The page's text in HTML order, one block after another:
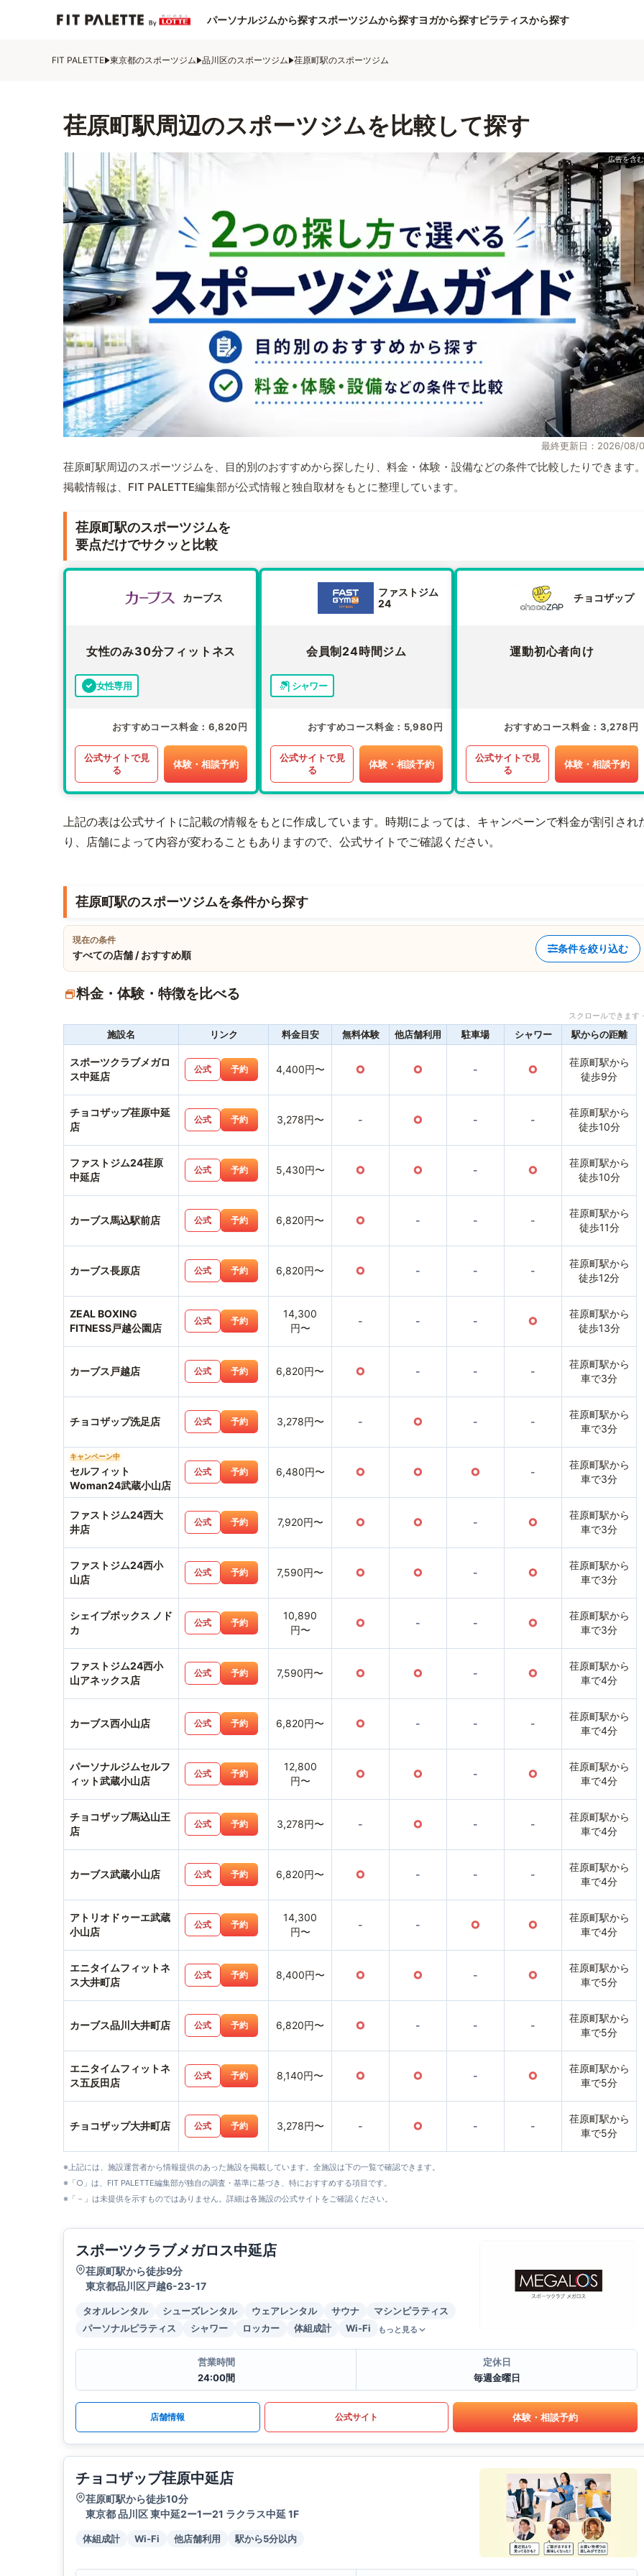
パーソナルジムから探すスポーツジムから探すヨガから探すピラティスから探す
FIT PALETTE 東京都のスポーツジム 品川区のスポーツジム 荏原町駅のスポーツジム
荏原町駅周辺のスポーツジムを比較して探す
最終更新日：2026/08/
荏原町駅周辺のスポーツジムを、目的別のおすすめから探したり、料金・体験・設備などの条件で比較したりできます
掲載情報は、FIT PALETTE編集部が公式情報と独自取材をもとに整理しています。
荏原町駅のスポーツジムを
要点だけでサクッと比較
カーブス
女性のみ30分フィットネス
女性専用
おすすめコース料金 6,820円
公式サイトで見
る
体験・相談予約
ファストジム
24
会員制24時間ジム
シャワー
おすすめコース料金 5,980円
公式サイトで見
る
体験・相談予約
チョコザップ
運動初心者向け
おすすめコース料金 3,278円
公式サイトで見
る
体験・相談予約
上記の表は公式サイトに記載の情報をもとに作成しています。時期によっては、キャンペーンで料金が割引され
り、店舗によって内容が変わることもありますので、公式サイトでご確認ください。
荏原町駅のスポーツジムを条件から探す
現在の条件
すべての店舗 / おすすめ順
条件を絞り込む
料金・体験・特徴を比べる
スクロールできま
施設名 リンク 料金目安 無料体験 他店舗利用 駐車場 シャワー 駅からの距離
スポーツクラブメガロ
ス中延店
公式 予約 4,400円〜 ○ ○ - ○
荏原町駅から
徒歩9分
チョコザップ荏原中延
店
公式 予約 3,278円〜 - ○ - -
荏原町駅から
徒歩10分
ファストジム24荏原
中延店
公式 予約 5,430円〜 ○ ○ - ○
荏原町駅から
徒歩10分
カーブス馬込駅前店 公式 予約 6,820円〜 ○ - - -
荏原町駅から
徒歩11分
カーブス長原店 公式 予約 6,820円〜 ○ - - -
荏原町駅から
徒歩12分
ZEAL BOXING
FITNESS戸越公園店
公式 予約
14,300
円〜
- - - ○
荏原町駅から
徒歩13分
カーブス戸越店 公式 予約 6,820円〜 ○ - - -
荏原町駅から
車で3分
チョコザップ洗足店 公式 予約 3,278円〜 - ○ - -
荏原町駅から
車で3分
キャンペーン中
セルフィット
Woman24武蔵小山店
公式 予約 6,480円〜 ○ ○ ○ -
荏原町駅から
車で3分
ファストジム24西大
井店
公式 予約 7,920円〜 ○ ○ - ○
荏原町駅から
車で3分
ファストジム24西小
山店
公式 予約 7,590円〜 ○ ○ - ○
荏原町駅から
車で3分
シェイプボックス ノド
カ
公式 予約
10,890
円〜
○ - - ○
荏原町駅から
車で3分
ファストジム24西小
山アネックス店
公式 予約 7,590円〜 ○ ○ - ○
荏原町駅から
車で4分
カーブス西小山店 公式 予約 6,820円〜 ○ - - -
荏原町駅から
車で4分
パーソナルジムセルフ
ィット武蔵小山店
公式 予約
12,800
円〜
○ ○ - ○
荏原町駅から
車で4分
チョコザップ馬込山王
店
公式 予約 3,278円〜 - ○ - -
荏原町駅から
車で4分
カーブス武蔵小山店 公式 予約 6,820円〜 ○ - - -
荏原町駅から
車で4分
アトリオドゥーエ武蔵
小山店
公式 予約
14,300
円〜
- - ○ ○
荏原町駅から
車で4分
エニタイムフィットネ
ス大井町店
公式 予約 8,400円〜 ○ ○ - ○
荏原町駅から
車で5分
カーブス品川大井町店 公式 予約 6,820円〜 ○ - - -
荏原町駅から
車で5分
エニタイムフィットネ
ス五反田店
公式 予約 8,140円〜 ○ ○ - ○
荏原町駅から
車で5分
チョコザップ大井町店 公式 予約 3,278円〜 - ○ - -
荏原町駅から
車で5分
※上記には、施設運営者から情報提供のあった施設を掲載しています。全施設は下の一覧で確認できます。
※「○」は、FIT PALETTE編集部が独自の調査・基準に基づき、特におすすめする項目です。
※「－」は未提供を示すものではありません。詳細は各施設の公式サイトをご確認ください。
スポーツクラブメガロス中延店
荏原町駅から徒歩9分
東京都品川区戸越6-23-17
タオルレンタル シューズレンタル ウェアレンタル サウナ
マシンピラティス
パーソナルピラティス
シャワー ロッカー 体組成計 Wi-Fi もっと見る
営業時間
24:00間
定休日
毎週金曜日
店舗情報 公式サイト 体験・相談予約
チョコザップ荏原中延店
荏原町駅から徒歩10分
東京都 品川区 東中延2ー1ー21 ラクラス中延 1F
体組成計 Wi-Fi 他店舗利用 駅から5分以内